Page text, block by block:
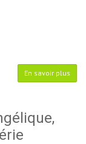
En savoir plus